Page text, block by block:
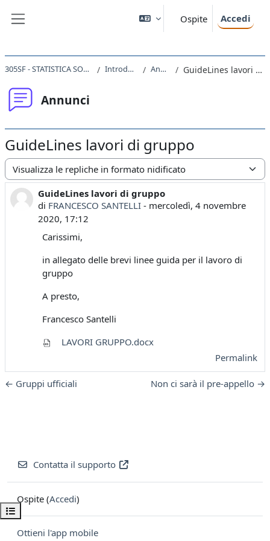
Ospite Accedi
Apri indice del corso
305SF - STATISTICA SOCIALE 2020 Introduzione Annunci GuideLines lavori di gruppo
Annunci
GuideLines lavori di gruppo
Modalità visualizzazione
GuideLines lavori di gruppo
di FRANCESCO SANTELLI - mercoledì, 4 novembre
2020, 17:12
Numero di risposte: 0
Carissimi,
in allegato delle brevi linee guida per il lavoro di
gruppo
A presto,
Francesco Santelli
LAVORI GRUPPO.docx
Permalink
← Gruppi ufficiali Non ci sarà il pre-appello →
Contatta il supporto
Ospite (Accedi)
Ottieni l'app mobile